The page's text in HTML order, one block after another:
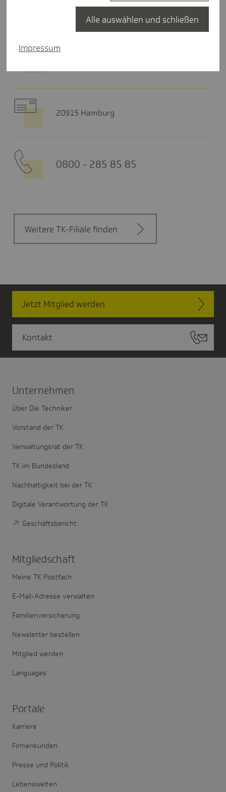
Hier finden Sie uns
Lautenschlagerstr. 22
20915 Hamburg
0800 - 285 85 85
Weitere TK-Filiale finden
Jetzt Mitglied werden
Kontakt
Unter­nehmen
Über Die Techniker
Vorstand der TK
Verwaltungsrat der TK
TK im Bundesland
Nachhaltigkeit bei der TK
Digitale Verantwortung der TK
Geschäftsbericht
Mitglied­schaft
Meine TK Postfach
E-Mail-Adresse verwalten
Familienversicherung
Newsletter bestellen
Mitglied werden
Languages
Portale
Karriere
Firmenkunden
Presse und Politik
Lebenswelten
Impressum
Alle auswählen und schließen